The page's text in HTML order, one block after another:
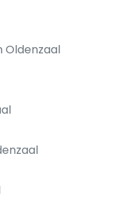
Oldenzaal